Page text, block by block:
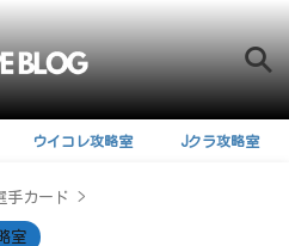
ウイコレ攻略室 Jクラ攻略室
手カード >
室